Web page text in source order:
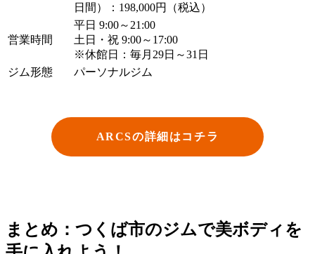
日間）：198,000円（税込）
営業時間
平日 9:00～21:00
土日・祝 9:00～17:00
※休館日：毎月29日～31日
ジム形態
パーソナルジム
ARCSの詳細はコチラ
まとめ：つくば市のジムで美ボディを